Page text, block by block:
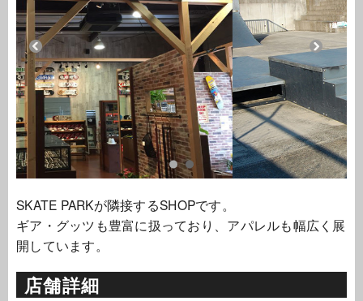
SKATE PARKが隣接するSHOPです。
ギア・グッツも豊富に扱っており、アパレルも幅広く展
開しています。
店舗詳細